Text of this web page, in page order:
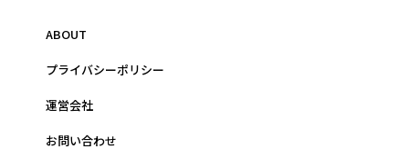
ABOUT
プライバシーポリシー
運営会社
お問い合わせ